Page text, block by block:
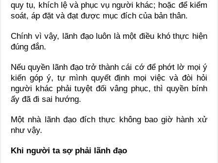
quy tụ, khích lệ và phục vụ người khác; hoặc để kiểm
soát, áp đặt và đạt được mục đích của bản thân.
Chính vì vậy, lãnh đạo luôn là một điều khó thực hiện
đúng đắn.
Nếu quyền lãnh đạo trở thành cái cớ để phớt lờ mọi ý
kiến góp ý, tự mình quyết định mọi việc và đòi hỏi
người khác phải tuyệt đối vâng phục, thì quyền bính
ấy đã đi sai hướng.
Một nhà lãnh đạo đích thực không bao giờ hành xử
như vậy.
Khi người ta sợ phải lãnh đạo